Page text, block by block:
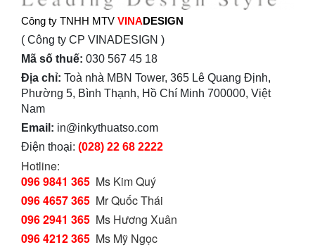
Công ty TNHH MTV VINADESIGN
( Công ty CP VINADESIGN )
Mã số thuế: 030 567 45 18
Địa chỉ: Toà nhà MBN Tower, 365 Lê Quang Định,
Phường 5, Bình Thạnh, Hồ Chí Minh 700000, Việt
Nam
Email: in@inkythuatso.com
Điện thoại: (028) 22 68 2222
Hotline:
096 9841 365 Ms Kim Quý
096 4657 365 Mr Quốc Thái
096 2941 365 Ms Hương Xuân
096 4212 365 Ms Mỹ Ngọc